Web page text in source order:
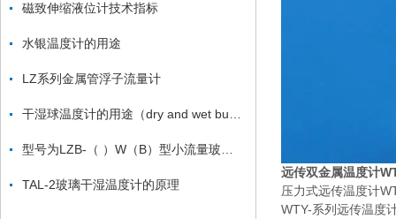
磁致伸缩液位计技术指标
水银温度计的用途
LZ系列金属管浮子流量计
TAL-2玻璃干湿温度计的原理
远传双金属温度计
压力式远传温度计
WTY-系列远传温度